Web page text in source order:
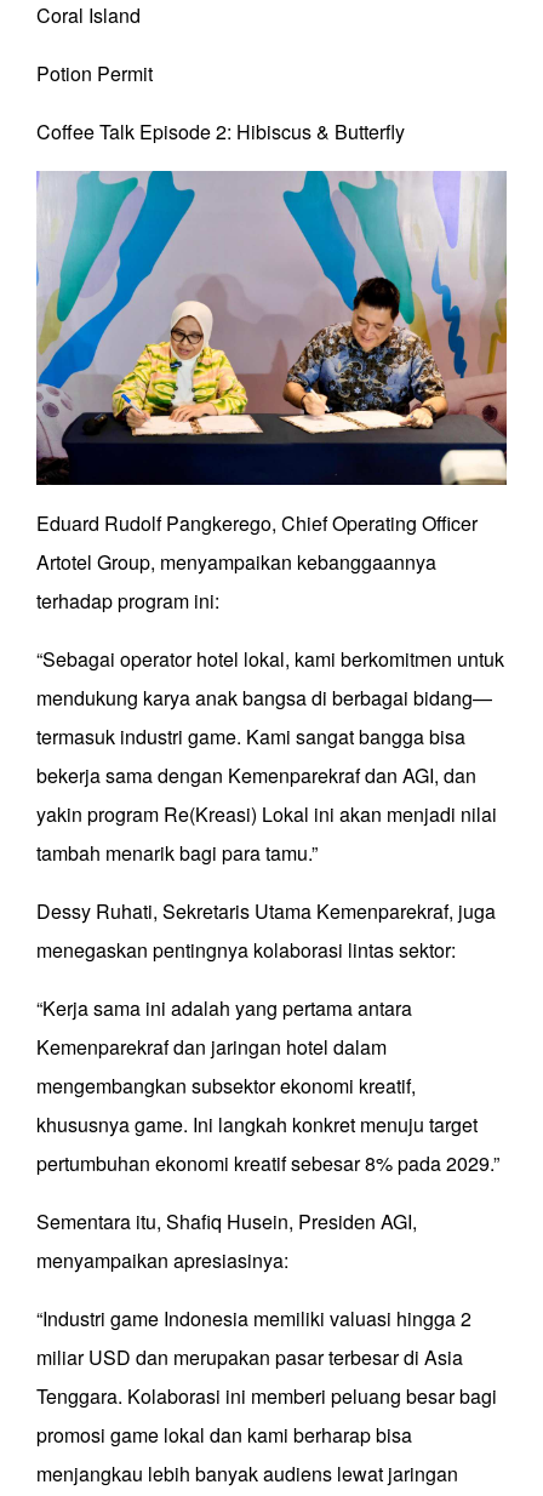
Coral Island
Potion Permit
Coffee Talk Episode 2: Hibiscus & Butterfly
Eduard Rudolf Pangkerego, Chief Operating Officer
Artotel Group, menyampaikan kebanggaannya
terhadap program ini:
“Sebagai operator hotel lokal, kami berkomitmen untuk
mendukung karya anak bangsa di berbagai bidang—
termasuk industri game. Kami sangat bangga bisa
bekerja sama dengan Kemenparekraf dan AGI, dan
yakin program Re(Kreasi) Lokal ini akan menjadi nilai
tambah menarik bagi para tamu.”
Dessy Ruhati, Sekretaris Utama Kemenparekraf, juga
menegaskan pentingnya kolaborasi lintas sektor:
“Kerja sama ini adalah yang pertama antara
Kemenparekraf dan jaringan hotel dalam
mengembangkan subsektor ekonomi kreatif,
khususnya game. Ini langkah konkret menuju target
pertumbuhan ekonomi kreatif sebesar 8% pada 2029.”
Sementara itu, Shafiq Husein, Presiden AGI,
menyampaikan apresiasinya:
“Industri game Indonesia memiliki valuasi hingga 2
miliar USD dan merupakan pasar terbesar di Asia
Tenggara. Kolaborasi ini memberi peluang besar bagi
promosi game lokal dan kami berharap bisa
menjangkau lebih banyak audiens lewat jaringan